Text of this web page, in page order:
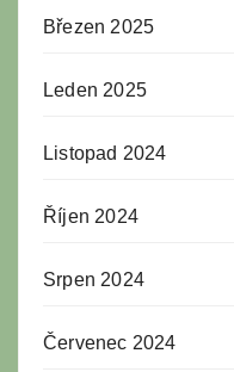
Březen 2025
Leden 2025
Listopad 2024
Říjen 2024
Srpen 2024
Červenec 2024